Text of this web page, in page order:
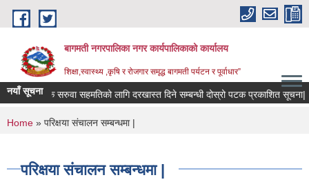
Skip to main content
बागमती नगरपालिका नगर कार्यपालिकाको कार्यालय
शिक्षा,स्वास्थ्य ,कृषि र रोजगार समृद्ध बागमती पर्यटन र पूर्वाधार”
नयाँ सूचना शिक्षक सरुवा सहमतिको लागि दरखास्त दिने सम्बन्धी दोस्रो पटक प्रकाशित सूचना|
You are here
Home » परिक्षया संचालन सम्बन्धमा |
परिक्षया संचालन सम्बन्धमा |